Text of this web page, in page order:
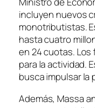
incluyen nuevos
monotributistas.
hasta cuatro
en 24 cuotas.
para la actividad.
busca impulsar la
Además, Massa